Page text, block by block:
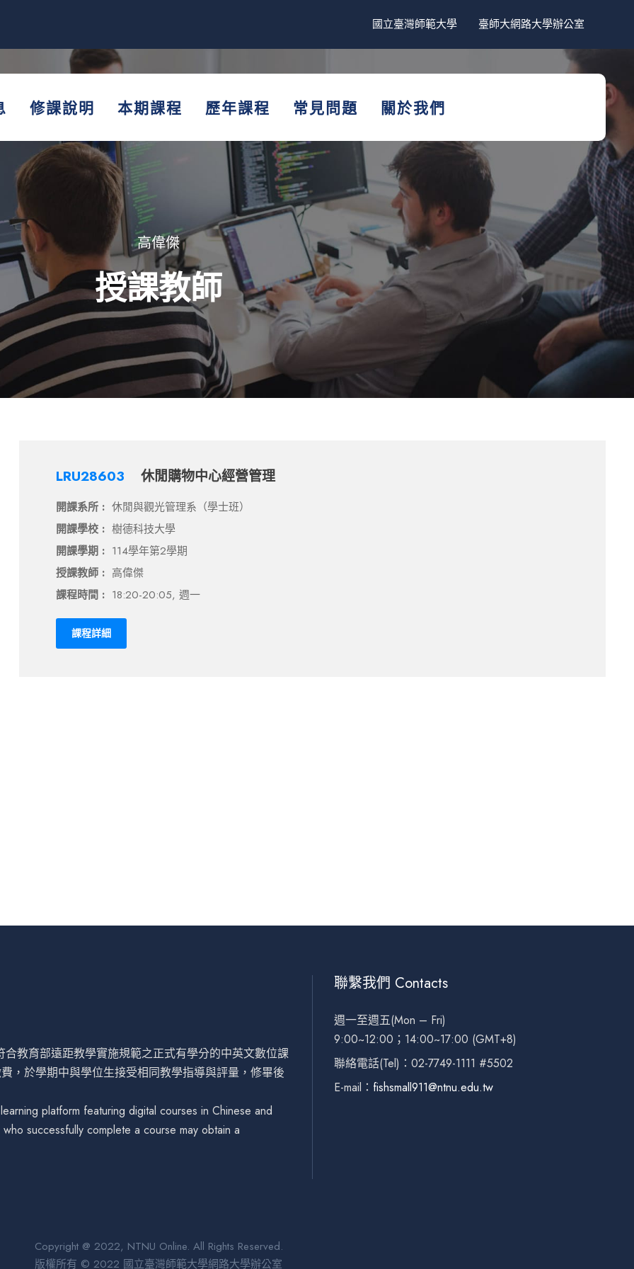
國立臺灣師範大學 臺師大網路大學辦公室
修課說明 本期課程 歷年課程 常見問題 關於我們
高偉傑
授課教師
LRU28603 休閒購物中心經營管理
開課系所 : 休閒與觀光管理系（學士班）
開課學校 : 樹德科技大學
開課學期 : 114學年第2學期
授課教師 : 高偉傑
課程時間 : 18:20-20:05, 週一
課程詳細
教育部遠距教學實施規範之正式有學分的中英文數位課
，於學期中與學位生接受相同教學指導與評量，修畢後
platform featuring digital courses in Chinese and
successfully complete a course may obtain a
聯繫我們 Contacts
週一至週五(Mon – Fri)
9:00~12:00；14:00~17:00 (GMT+8)
聯絡電話(Tel)：02-7749-1111 #5502
E-mail： fishsmall911@ntnu.edu.tw
Copyright @ 2022, NTNU Online. All Rights Reserved.
版權所有 © 2022 國立臺灣師範大學網路大學辦公室